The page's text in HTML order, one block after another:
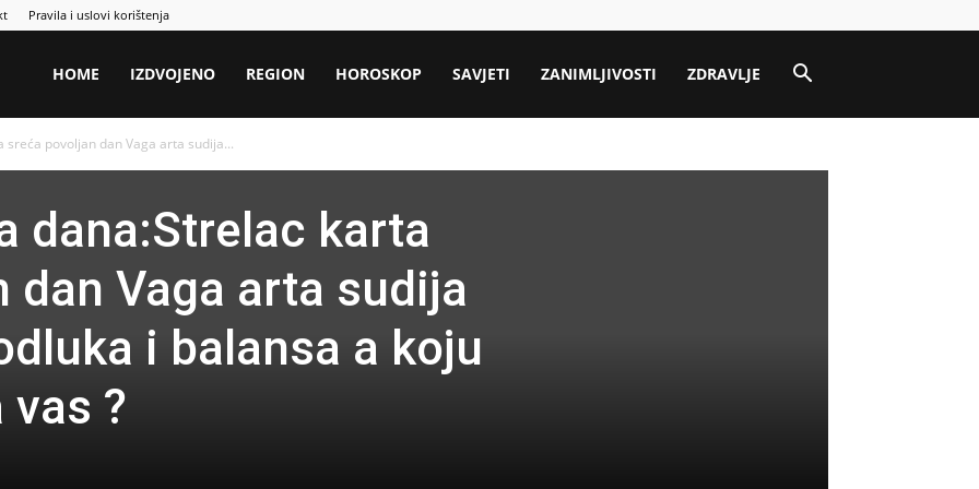
Pravila i uslovi korištenja
HOME IZDVOJENO REGION HOROSKOP SAVJETI ZANIMLJIVOSTI ZDRAVLJE
povoljan dan Vaga arta sudija...
dana:Strelac karta
dan Vaga arta sudija
i balansa a koju
?